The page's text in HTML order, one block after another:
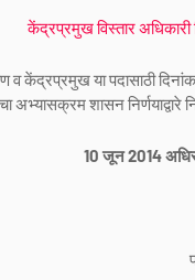
केंद्रप्रमुख विस्तार अधिकारी
व केंद्रप्रमुख या पदासाठी
अभ्यासक्रम शासन
10 जून 2014